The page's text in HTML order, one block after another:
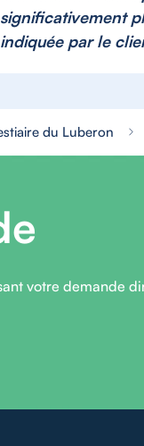
significativement
indiquée par le
du Luberon
votre demande